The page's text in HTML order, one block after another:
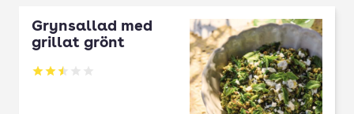
Grynsallad med
grillat grönt
Betyg: 2.5 av 5